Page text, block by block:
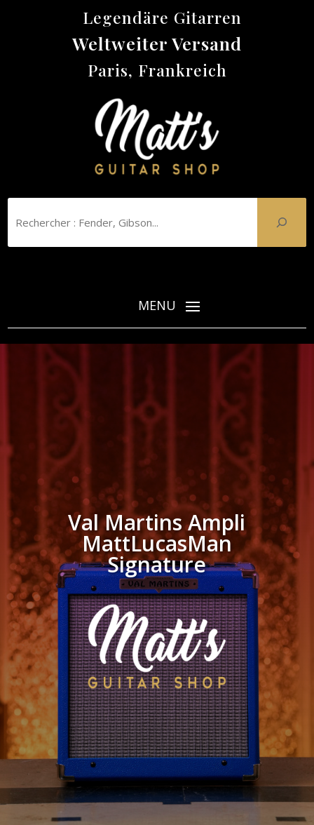
Legendäre Gitarren
Weltweiter Versand
Paris, Frankreich
Val Martins Ampli
MattLucasMan
Signature